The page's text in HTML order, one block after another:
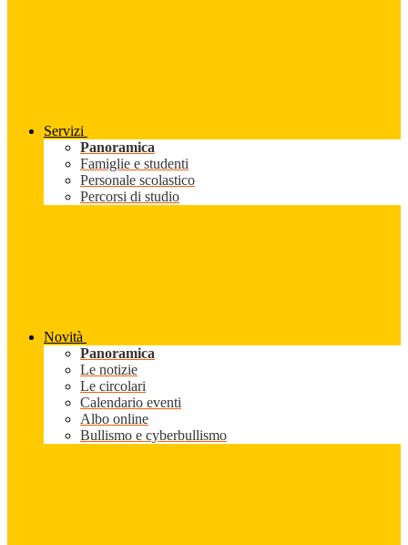
Servizi
Panoramica
Famiglie e studenti
Personale scolastico
Percorsi di studio
Novità
Panoramica
Le notizie
Le circolari
Calendario eventi
Albo online
Bullismo e cyberbullismo